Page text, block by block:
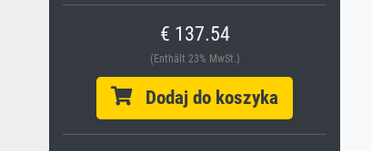
€ 137.54
(Enthält 23% MwSt.)
Dodaj do koszyka